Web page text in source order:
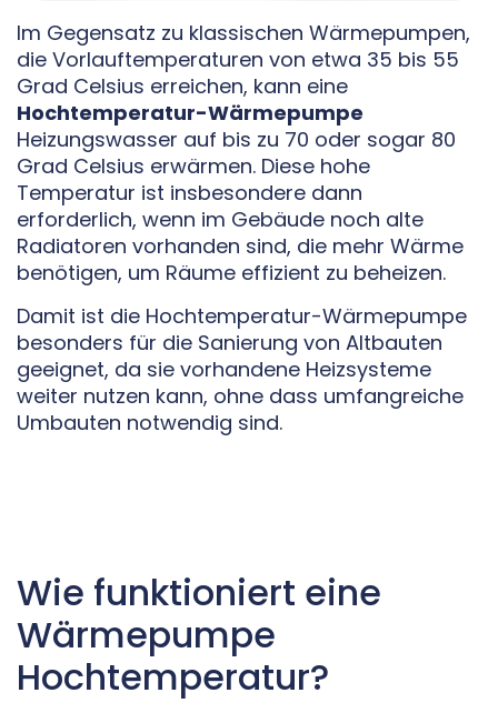
Im Gegensatz zu klassischen Wärmepumpen,
die Vorlauftemperaturen von etwa 35 bis 55
Grad Celsius erreichen, kann eine
Hochtemperatur-Wärmepumpe
Heizungswasser auf bis zu 70 oder sogar 80
Grad Celsius erwärmen. Diese hohe
Temperatur ist insbesondere dann
erforderlich, wenn im Gebäude noch alte
Radiatoren vorhanden sind, die mehr Wärme
benötigen, um Räume effizient zu beheizen.
Damit ist die Hochtemperatur-Wärmepumpe
besonders für die Sanierung von Altbauten
geeignet, da sie vorhandene Heizsysteme
weiter nutzen kann, ohne dass umfangreiche
Umbauten notwendig sind.
Wie funktioniert eine
Wärmepumpe
Hochtemperatur?